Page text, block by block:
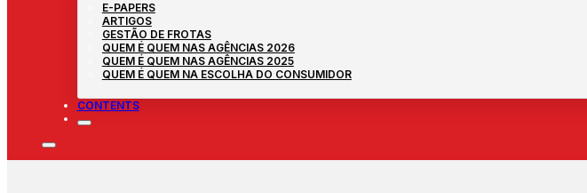
E-PAPERS
ARTIGOS
GESTÃO DE FROTAS
QUEM É QUEM NAS AGÊNCIAS 2026
QUEM É QUEM NAS AGÊNCIAS 2025
QUEM É QUEM NA ESCOLHA DO CONSUMIDOR
CONTENTS